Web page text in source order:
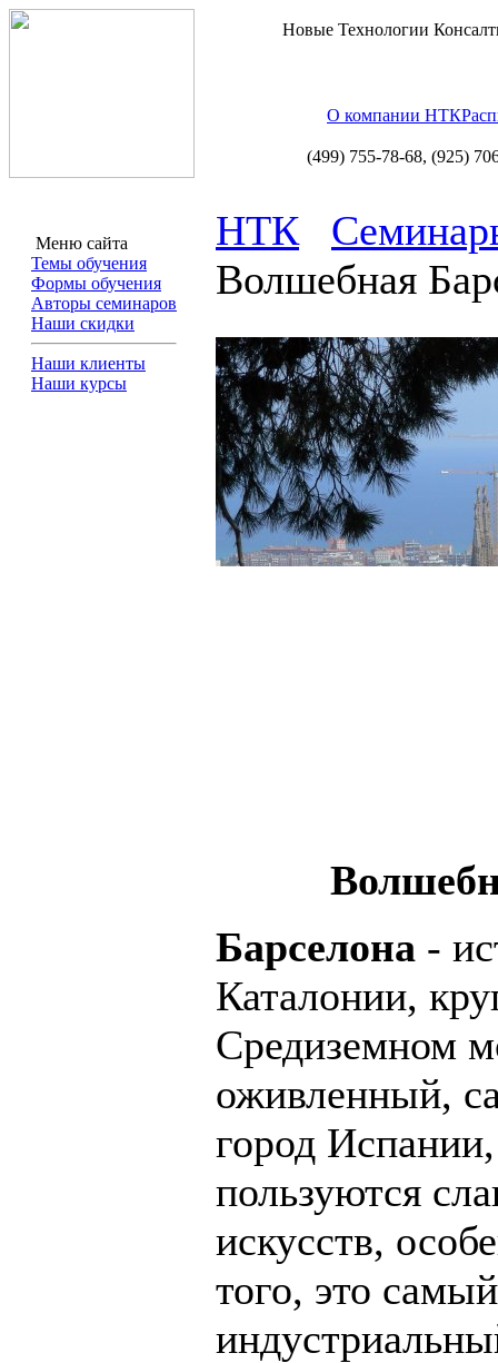
Новые Технологии
О компании НТК
(499) 755-78-68, (925)
Меню сайта
Темы обучения
Формы обучения
Авторы семинаров
Наши скидки
Наши клиенты
Наши курсы
НТК
Волшебная
Барселона -
Каталонии,
Средиземном
оживленный,
город
пользуются
искусств,
того, это